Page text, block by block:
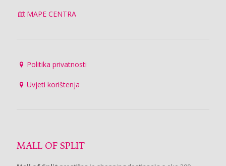
MAPE CENTRA
Politika privatnosti
Uvjeti korištenja
MALL OF SPLIT